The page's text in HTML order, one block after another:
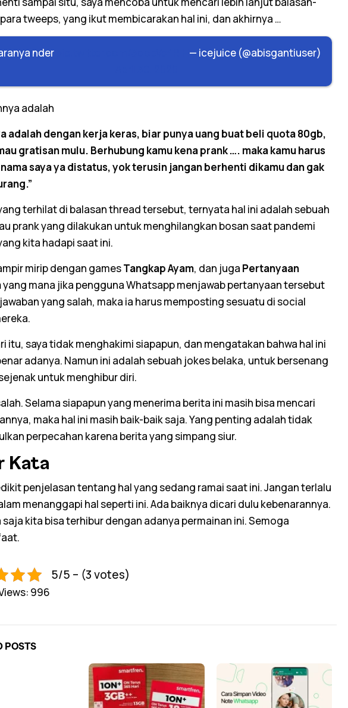
tweeps, yang ikut membicarakan hal ini, dan akhirnya …
nder
— icejuice (@abisgantiuser)
adalah
adalah dengan kerja keras, biar punya uang buat beli quota 80gb,
gratisan mulu. Berhubung kamu kena prank …. maka kamu harus
saya ya distatus, yok terusin jangan berhenti dikamu dan gak
terhilat di balasan thread tersebut, ternyata hal ini adalah sebuah
prank yang dilakukan untuk menghilangkan bosan saat pandemi
kita hadapi saat ini.
mirip dengan gamesTangkap Ayam, dan juga Pertanyaan
yang mana jika pengguna Whatsapp menjawab pertanyaan tersebut
yang salah, maka ia harus memposting sesuatu di social
itu, saya tidak menghakimi siapapun, dan mengatakan bahwa hal ini
adanya. Namun ini adalah sebuah jokes belaka, untuk bersenang
untuk menghibur diri.
Selama siapapun yang menerima berita ini masih bisa mencari
maka hal ini masih baik-baik saja. Yang penting adalah tidak
perpecahan karena berita yang simpang siur.
Kata
penjelasan tentang hal yang sedang ramai saat ini. Jangan terlalu
menanggapi hal seperti ini. Ada baiknya dicari dulu kebenarannya.
kita bisa terhibur dengan adanya permainan ini. Semoga
5/5 – (3 votes)
996
POSTS